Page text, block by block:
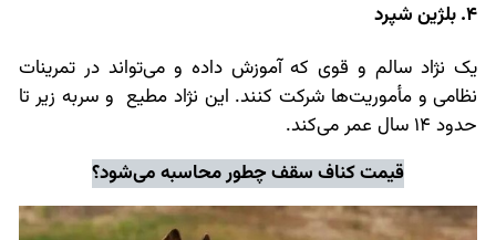
4. بلژین شپرد
یک نژاد سالم و قوی که آموزش داده و می‌تواند در تمرینات
نظامی و مأموریت‌ها شرکت کنند. این نژاد مطیع و سربه زیر تا
حدود 14 سال عمر می‌کند.
قیمت کناف سقفچطور محاسبه می‌شود؟